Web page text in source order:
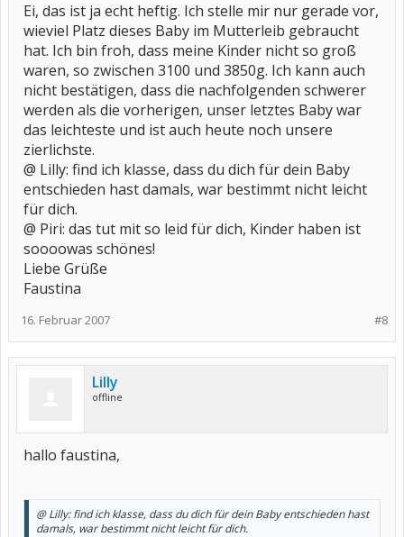
Ei, das ist ja echt heftig. Ich stelle mir nur gerade vor,
wieviel Platz dieses Baby im Mutterleib gebraucht
hat. Ich bin froh, dass meine Kinder nicht so groß
waren, so zwischen 3100 und 3850g. Ich kann auch
nicht bestätigen, dass die nachfolgenden schwerer
werden als die vorherigen, unser letztes Baby war
das leichteste und ist auch heute noch unsere
zierlichste.
@ Lilly: find ich klasse, dass du dich für dein Baby
entschieden hast damals, war bestimmt nicht leicht
für dich.
@ Piri: das tut mit so leid für dich, Kinder haben ist
soooowas schönes!
Liebe Grüße
Faustina
#8
16. Februar 2007
Lilly
offline
hallo faustina,
@ Lilly: find ich klasse, dass du dich für dein Baby entschieden hast
damals, war bestimmt nicht leicht für dich.